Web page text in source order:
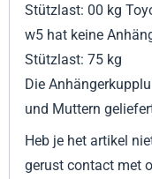
Stützlast: 00 kg
w5 hat keine
Stützlast: 75 kg
Die
und Muttern
Heb je het artikel
gerust contact met